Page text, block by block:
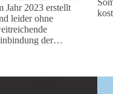
Jahr 2023 erstellt
leider ohne
der…